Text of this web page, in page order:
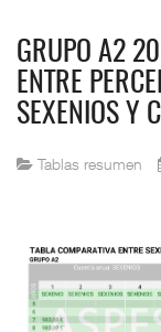
GRUPO A2
ENTRE
SEXENIOS Y
Tablas resumen